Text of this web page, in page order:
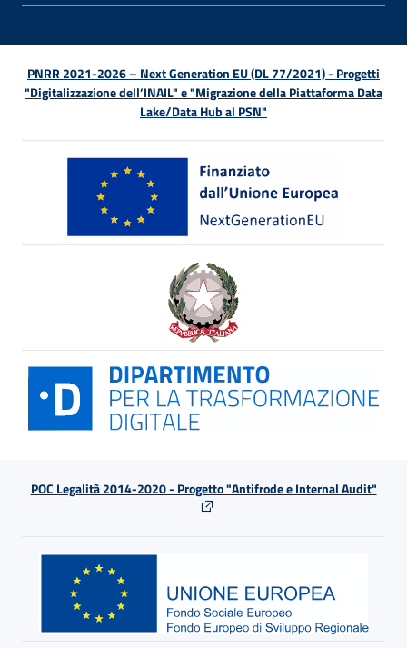
PNRR 2021-2026 – Next Generation EU (DL 77/2021) - Progetti
"Digitalizzazione dell’INAIL" e "Migrazione della Piattaforma Data
Lake/Data Hub al PSN"
POC Legalità 2014-2020 - Progetto "Antifrode e Internal Audit"